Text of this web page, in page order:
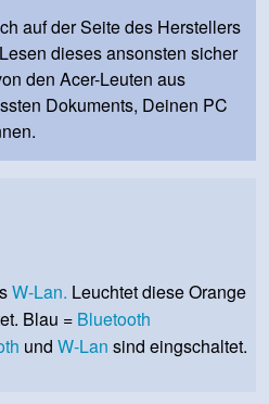
auf der Seite des Herstellers
dieses ansonsten sicher
den Acer-Leuten aus
Dokuments, Deinen PC
W-Lan. Leuchtet diese Orange
Blau = Bluetooth
und W-Lan sind eingschaltet.